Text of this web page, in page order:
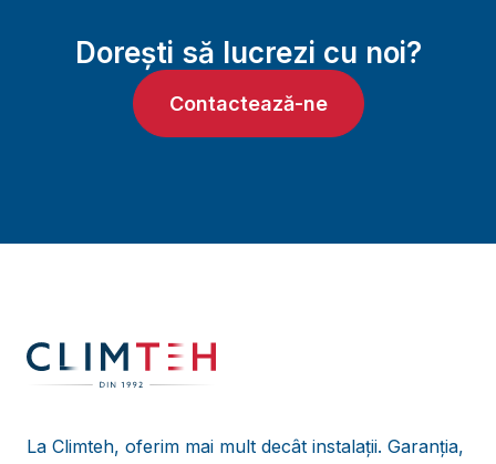
Dorești să lucrezi cu noi?
Contactează-ne
La Climteh, oferim mai mult decât instalații. Garanția,